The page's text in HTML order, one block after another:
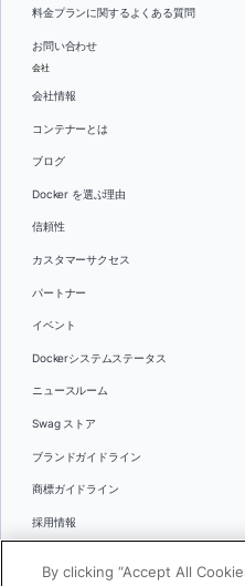
料金プランに関するよくある質問
お問い合わせ
会社
会社情報
コンテナーとは
ブログ
Docker を選ぶ理由
信頼性
カスタマーサクセス
パートナー
イベント
Dockerシステムステータス
ニュースルーム
Swag ストア
ブランドガイドライン
商標ガイドライン
採用情報
言語By clicking “Accept All